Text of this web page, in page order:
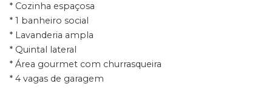
* Cozinha espaçosa
* 1 banheiro social
* Lavanderia ampla
* Quintal lateral
* Área gourmet com churrasqueira
* 4 vagas de garagem